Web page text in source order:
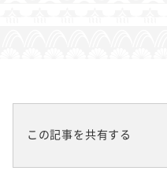
この記事を共有する